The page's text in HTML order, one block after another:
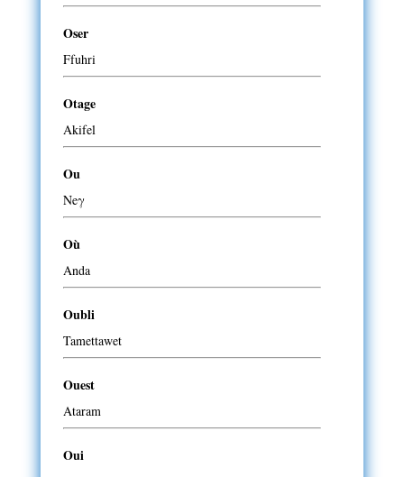
Oser
Ffuhri
Otage
Akifel
Ou
Neγ
Où
Anda
Oubli
Tamettawet
Ouest
Ataram
Oui